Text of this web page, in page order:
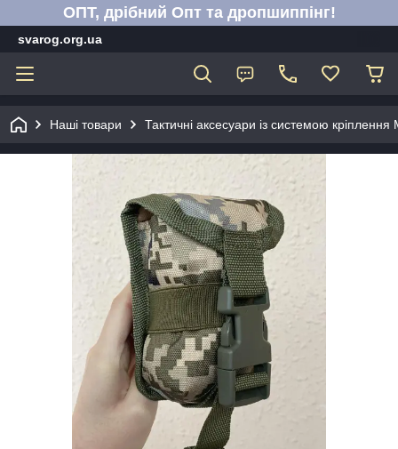
ОПТ, дрібний Опт та дропшиппінг!
svarog.org.ua
Наші товари Тактичні аксесуари із системою кріплення